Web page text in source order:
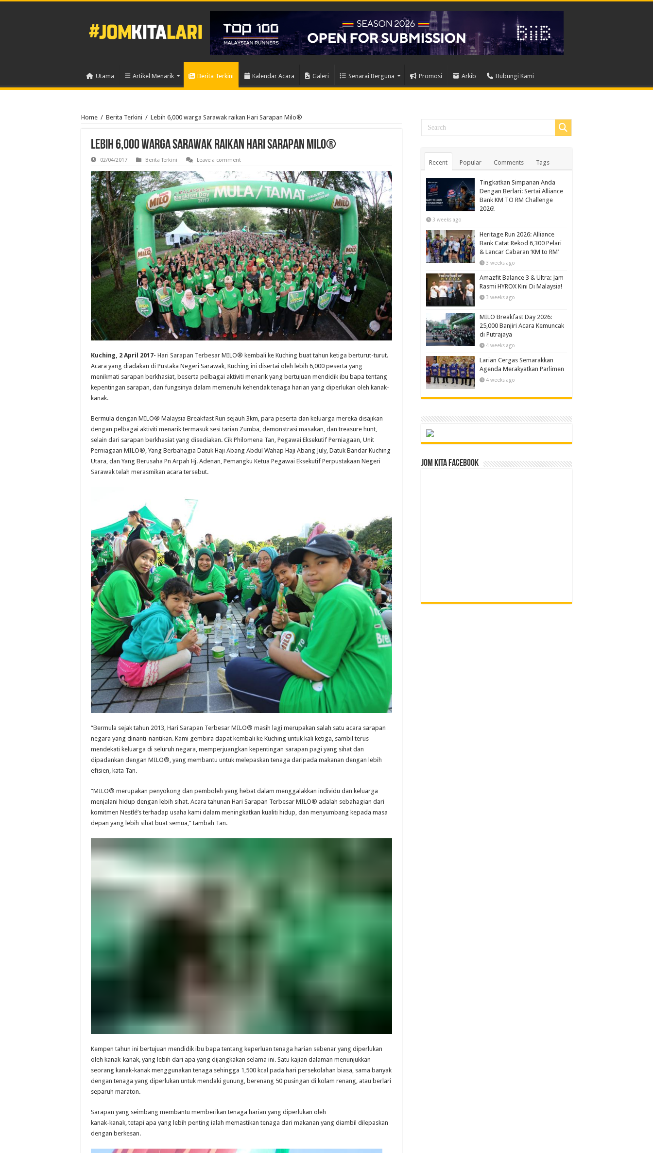
Utama Artikel Menarik Berita Terkini Kalendar Acara Galeri Senarai Berguna Promosi Arkib Hubungi Kami
Home / Berita Terkini / Lebih 6,000 warga Sarawak raikan Hari Sarapan Milo®
Lebih 6,000 warga Sarawak raikan Hari Sarapan Milo®
02/04/2017 Berita Terkini Leave a comment
Kuching, 2 April 2017- Hari Sarapan Terbesar MILO® kembali ke Kuching buat tahun ketiga berturut-turut.
Acara yang diadakan di Pustaka Negeri Sarawak, Kuching ini disertai oleh lebih 6,000 peserta yang
menikmati sarapan berkhasiat, beserta pelbagai aktiviti menarik yang bertujuan mendidik ibu bapa tentang
kepentingan sarapan, dan fungsinya dalam memenuhi kehendak tenaga harian yang diperlukan oleh kanak-
kanak.
Bermula dengan MILO® Malaysia Breakfast Run sejauh 3km, para peserta dan keluarga mereka disajikan
dengan pelbagai aktiviti menarik termasuk sesi tarian Zumba, demonstrasi masakan, dan treasure hunt,
selain dari sarapan berkhasiat yang disediakan. Cik Philomena Tan, Pegawai Eksekutif Perniagaan, Unit
Perniagaan MILO®, Yang Berbahagia Datuk Haji Abang Abdul Wahap Haji Abang July, Datuk Bandar Kuching
Utara, dan Yang Berusaha Pn Arpah Hj. Adenan, Pemangku Ketua Pegawai Eksekutif Perpustakaan Negeri
Sarawak telah merasmikan acara tersebut.
“Bermula sejak tahun 2013, Hari Sarapan Terbesar MILO® masih lagi merupakan salah satu acara sarapan
negara yang dinanti-nantikan. Kami gembira dapat kembali ke Kuching untuk kali ketiga, sambil terus
mendekati keluarga di seluruh negara, memperjuangkan kepentingan sarapan pagi yang sihat dan
dipadankan dengan MILO®, yang membantu untuk melepaskan tenaga daripada makanan dengan lebih
efisien, kata Tan.
“MILO® merupakan penyokong dan pemboleh yang hebat dalam menggalakkan individu dan keluarga
menjalani hidup dengan lebih sihat. Acara tahunan Hari Sarapan Terbesar MILO® adalah sebahagian dari
komitmen Nestlé’s terhadap usaha kami dalam meningkatkan kualiti hidup, dan menyumbang kepada masa
depan yang lebih sihat buat semua,” tambah Tan.
Kempen tahun ini bertujuan mendidik ibu bapa tentang keperluan tenaga harian sebenar yang diperlukan
oleh kanak-kanak, yang lebih dari apa yang dijangkakan selama ini. Satu kajian dalaman menunjukkan
seorang kanak-kanak menggunakan tenaga sehingga 1,500 kcal pada hari persekolahan biasa, sama banyak
dengan tenaga yang diperlukan untuk mendaki gunung, berenang 50 pusingan di kolam renang, atau berlari
separuh maraton.
Sarapan yang seimbang membantu memberikan tenaga harian yang diperlukan oleh
kanak-kanak, tetapi apa yang lebih penting ialah memastikan tenaga dari makanan yang diambil dilepaskan
dengan berkesan.
Recent Popular Comments Tags
Tingkatkan Simpanan Anda
Dengan Berlari: Sertai Alliance
Bank KM TO RM Challenge
2026!
3 weeks ago
Heritage Run 2026: Alliance
Bank Catat Rekod 6,300 Pelari
& Lancar Cabaran ‘KM to RM’
3 weeks ago
Amazfit Balance 3 & Ultra: Jam
Rasmi HYROX Kini Di Malaysia!
3 weeks ago
MILO Breakfast Day 2026:
25,000 Banjiri Acara Kemuncak
di Putrajaya
4 weeks ago
Larian Cergas Semarakkan
Agenda Merakyatkan Parlimen
4 weeks ago
Jom Kita Facebook